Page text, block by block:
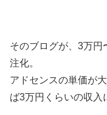
そのブログが、3万円
注化。
アドセンスの単価が
ば3万円くらいの収入